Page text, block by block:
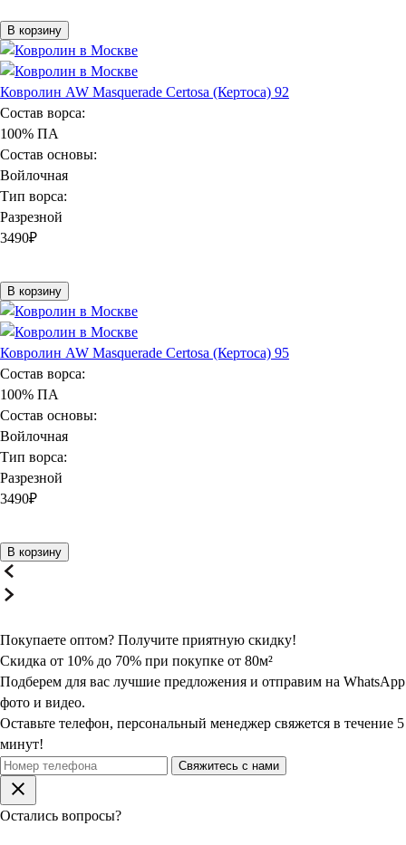
В корзину
Ковролин AW Masquerade Certosa (Кертоса) 92
Состав ворса:
100% ПА
Состав основы:
Войлочная
Тип ворса:
Разрезной
3490₽
В корзину
Ковролин AW Masquerade Certosa (Кертоса) 95
Состав ворса:
100% ПА
Состав основы:
Войлочная
Тип ворса:
Разрезной
3490₽
В корзину
Покупаете оптом? Получите приятную скидку!
Скидка от 10% до 70% при покупке от 80м²
Подберем для вас лучшие предложения и отправим на WhatsApp
фото и видео.
Оставьте телефон, персональный менеджер свяжется в течение 5
минут!
Свяжитесь с нами
Остались вопросы?